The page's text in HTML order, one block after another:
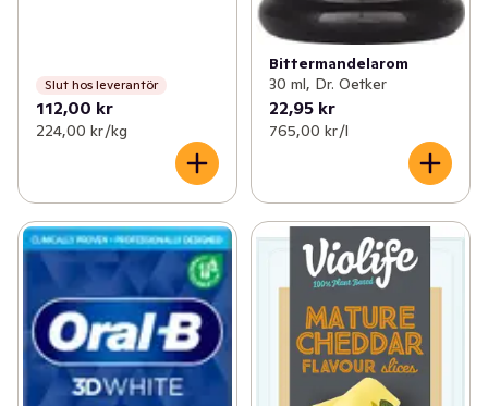
Slut hos leverantör
112,00 kr
224,00 kr /kg
Bittermandelarom
30 ml, Dr. Oetker
22,95 kr
765,00 kr /l